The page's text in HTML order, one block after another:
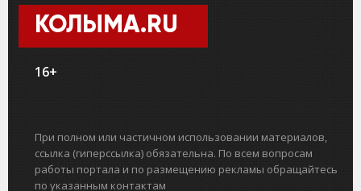
КОЛЫМА.RU
16+
При полном или частичном использовании материалов,
ссылка (гиперссылка) обязательна. По всем вопросам
работы портала и по размещению рекламы обращайтесь
по указанным контактам